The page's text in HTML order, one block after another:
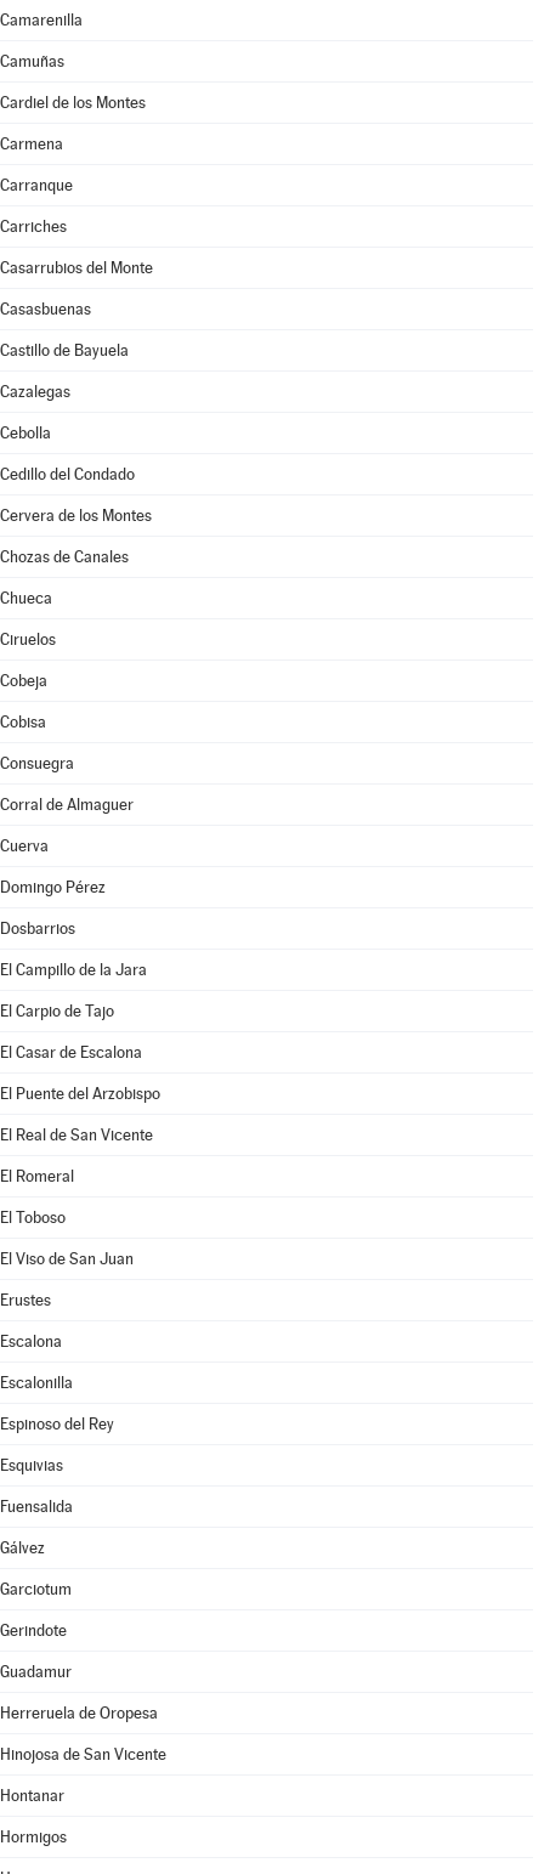
Camarenilla
Camuñas
Cardiel de los Montes
Carmena
Carranque
Carriches
Casarrubios del Monte
Casasbuenas
Castillo de Bayuela
Cazalegas
Cebolla
Cedillo del Condado
Cervera de los Montes
Chozas de Canales
Chueca
Ciruelos
Cobeja
Cobisa
Consuegra
Corral de Almaguer
Cuerva
Domingo Pérez
Dosbarrios
El Campillo de la Jara
El Carpio de Tajo
El Casar de Escalona
El Puente del Arzobispo
El Real de San Vicente
El Romeral
El Toboso
El Viso de San Juan
Erustes
Escalona
Escalonilla
Espinoso del Rey
Esquivias
Fuensalida
Gálvez
Garciotum
Gerindote
Guadamur
Herreruela de Oropesa
Hinojosa de San Vicente
Hontanar
Hormigos